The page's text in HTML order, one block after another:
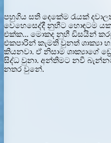
පහුගිය සති දෙකේම රැයක්
වෙහෙසෙද්දී නුහීට හොඳටම
එක්ක... මොකද නුහී ඩිසයින්
එකපාරින් කැමති වුනත් ශාක්‍යා
කියනවා. ඒ නිසාම ශාක්‍යාගේ
සිද්ධ වුනා. අන්තිමට නවී
නතර වුනේ.